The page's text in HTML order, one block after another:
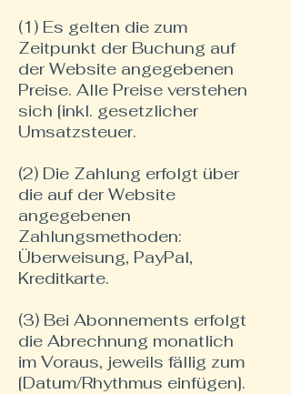
(1) Es gelten die zum
Zeitpunkt der Buchung auf
der Website angegebenen
Preise. Alle Preise verstehen
sich [inkl. gesetzlicher
Umsatzsteuer.
(2) Die Zahlung erfolgt über
die auf der Website
angegebenen
Zahlungsmethoden:
Überweisung, PayPal,
Kreditkarte.
(3) Bei Abonnements erfolgt
die Abrechnung monatlich
im Voraus, jeweils fällig zum
[Datum/Rhythmus einfügen].